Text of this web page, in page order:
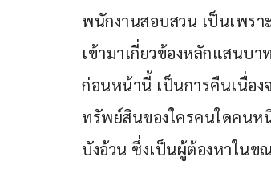
พนักงานสอบสวน เป็นเพรา
เข้ามาเกี่ยวข้องหลักแสนบ
ก่อนหน้านี้ เป็นการคืนเนื่อง
ทรัพย์สินของใครคนใดคนห
บังอ้วน ซึ่งเป็นผู้ต้องหาใน